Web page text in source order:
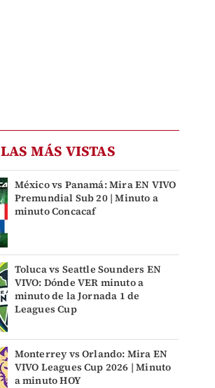
LAS MÁS VISTAS
México vs Panamá: Mira EN VIVO
Premundial Sub 20 | Minuto a
minuto Concacaf
Toluca vs Seattle Sounders EN
VIVO: Dónde VER minuto a
minuto de la Jornada 1 de
Leagues Cup
Monterrey vs Orlando: Mira EN
VIVO Leagues Cup 2026 | Minuto
a minuto HOY